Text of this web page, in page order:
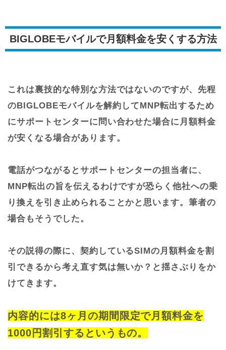
BIGLOBEモバイルで月額料金を安くする方法
これは裏技的な特別な方法ではないのですが、先程
のBIGLOBEモバイルを解約してMNP転出するため
にサポートセンターに問い合わせた場合に月額料金
が安くなる場合があります。
電話がつながるとサポートセンターの担当者に、
MNP転出の旨を伝えるわけですが恐らく他社への乗
り換えを引き止められることかと思います。筆者の
場合もそうでした。
その説得の際に、契約しているSIMの月額料金を割
引できるから考え直す気は無いか？と揺さぶりをか
けてきます。
内容的には8ヶ月の期間限定で月額料金を
1000円割引するというもの。